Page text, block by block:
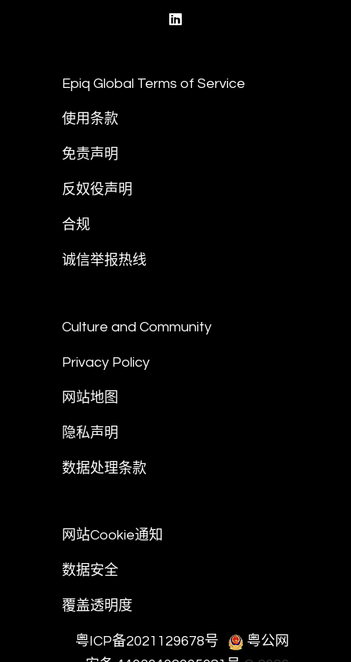
Epiq Global Terms of Service
使用条款
免责声明
反奴役声明
合规
诚信举报热线
Culture and Community
Privacy Policy
网站地图
隐私声明
数据处理条款
网站Cookie通知
数据安全
覆盖透明度
粤ICP备2021129678号
粤公网